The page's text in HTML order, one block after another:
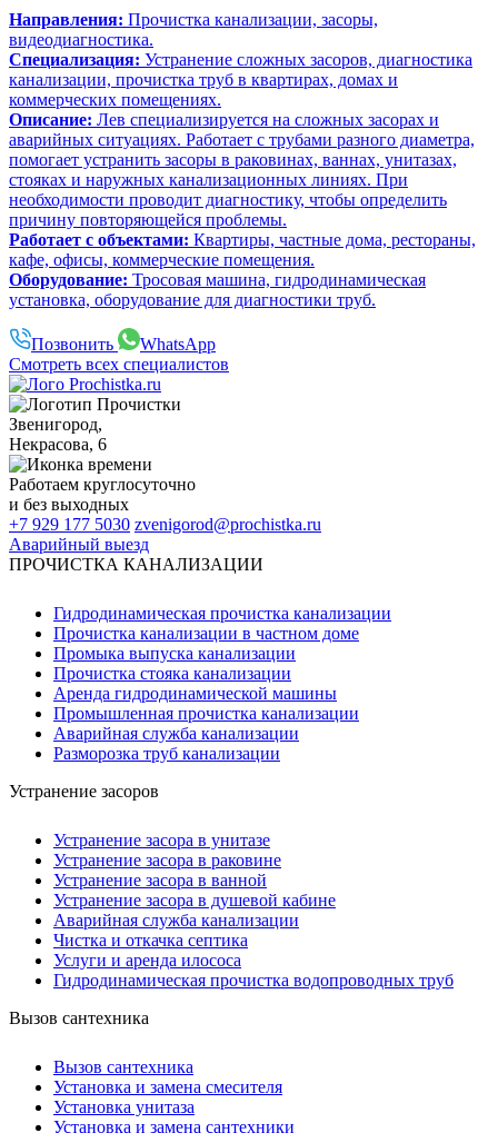
Направления: Прочистка канализации, засоры,
видеодиагностика.
Специализация: Устранение сложных засоров, диагностика
канализации, прочистка труб в квартирах, домах и
коммерческих помещениях.
Описание: Лев специализируется на сложных засорах и
аварийных ситуациях. Работает с трубами разного диаметра,
помогает устранить засоры в раковинах, ваннах, унитазах,
стояках и наружных канализационных линиях. При
необходимости проводит диагностику, чтобы определить
причину повторяющейся проблемы.
Работает с объектами: Квартиры, частные дома, рестораны,
кафе, офисы, коммерческие помещения.
Оборудование: Тросовая машина, гидродинамическая
установка, оборудование для диагностики труб.
Позвонить
WhatsApp
Смотреть всех специалистов
Звенигород,
Некрасова, 6
Работаем круглосуточно
и без выходных
+7 929 177 5030 zvenigorod@prochistka.ru
Аварийный выезд
ПРОЧИСТКА КАНАЛИЗАЦИИ
Гидродинамическая прочистка канализации
Прочистка канализации в частном доме
Промыка выпуска канализации
Прочистка стояка канализации
Аренда гидродинамической машины
Промышленная прочистка канализации
Аварийная служба канализации
Разморозка труб канализации
Устранение засоров
Устранение засора в унитазе
Устранение засора в раковине
Устранение засора в ванной
Устранение засора в душевой кабине
Аварийная служба канализации
Чистка и откачка септика
Услуги и аренда илососа
Гидродинамическая прочистка водопроводных труб
Вызов сантехника
Вызов сантехника
Установка и замена смесителя
Установка унитаза
Установка и замена сантехники